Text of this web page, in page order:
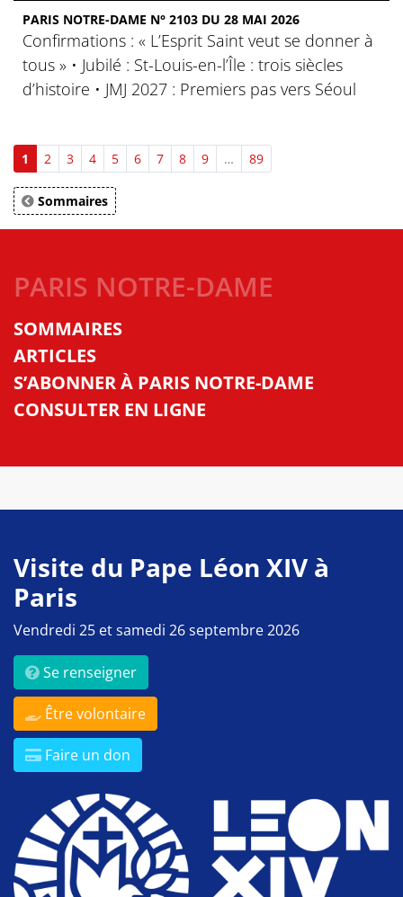
PARIS NOTRE-DAME N° 2103 DU 28 MAI 2026
Confirmations : « L’Esprit Saint veut se donner à
tous » • Jubilé : St-Louis-en-l’Île : trois siècles
d’histoire • JMJ 2027 : Premiers pas vers Séoul
1 2 3 4 5 6 7 8 9 … 89
Sommaires
PARIS NOTRE-DAME
SOMMAIRES
ARTICLES
S’ABONNER À PARIS NOTRE-DAME
CONSULTER EN LIGNE
Visite du Pape Léon XIV à
Paris
Vendredi 25 et samedi 26 septembre 2026
Se renseigner
Être volontaire
Faire un don